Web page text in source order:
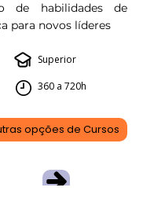
de habilidades de
para novos líderes
Superior
360 a 720h
opções de Cursos